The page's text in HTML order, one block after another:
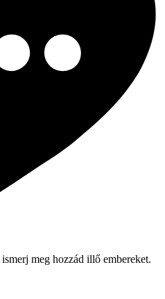
meg hozzád illő embereket.